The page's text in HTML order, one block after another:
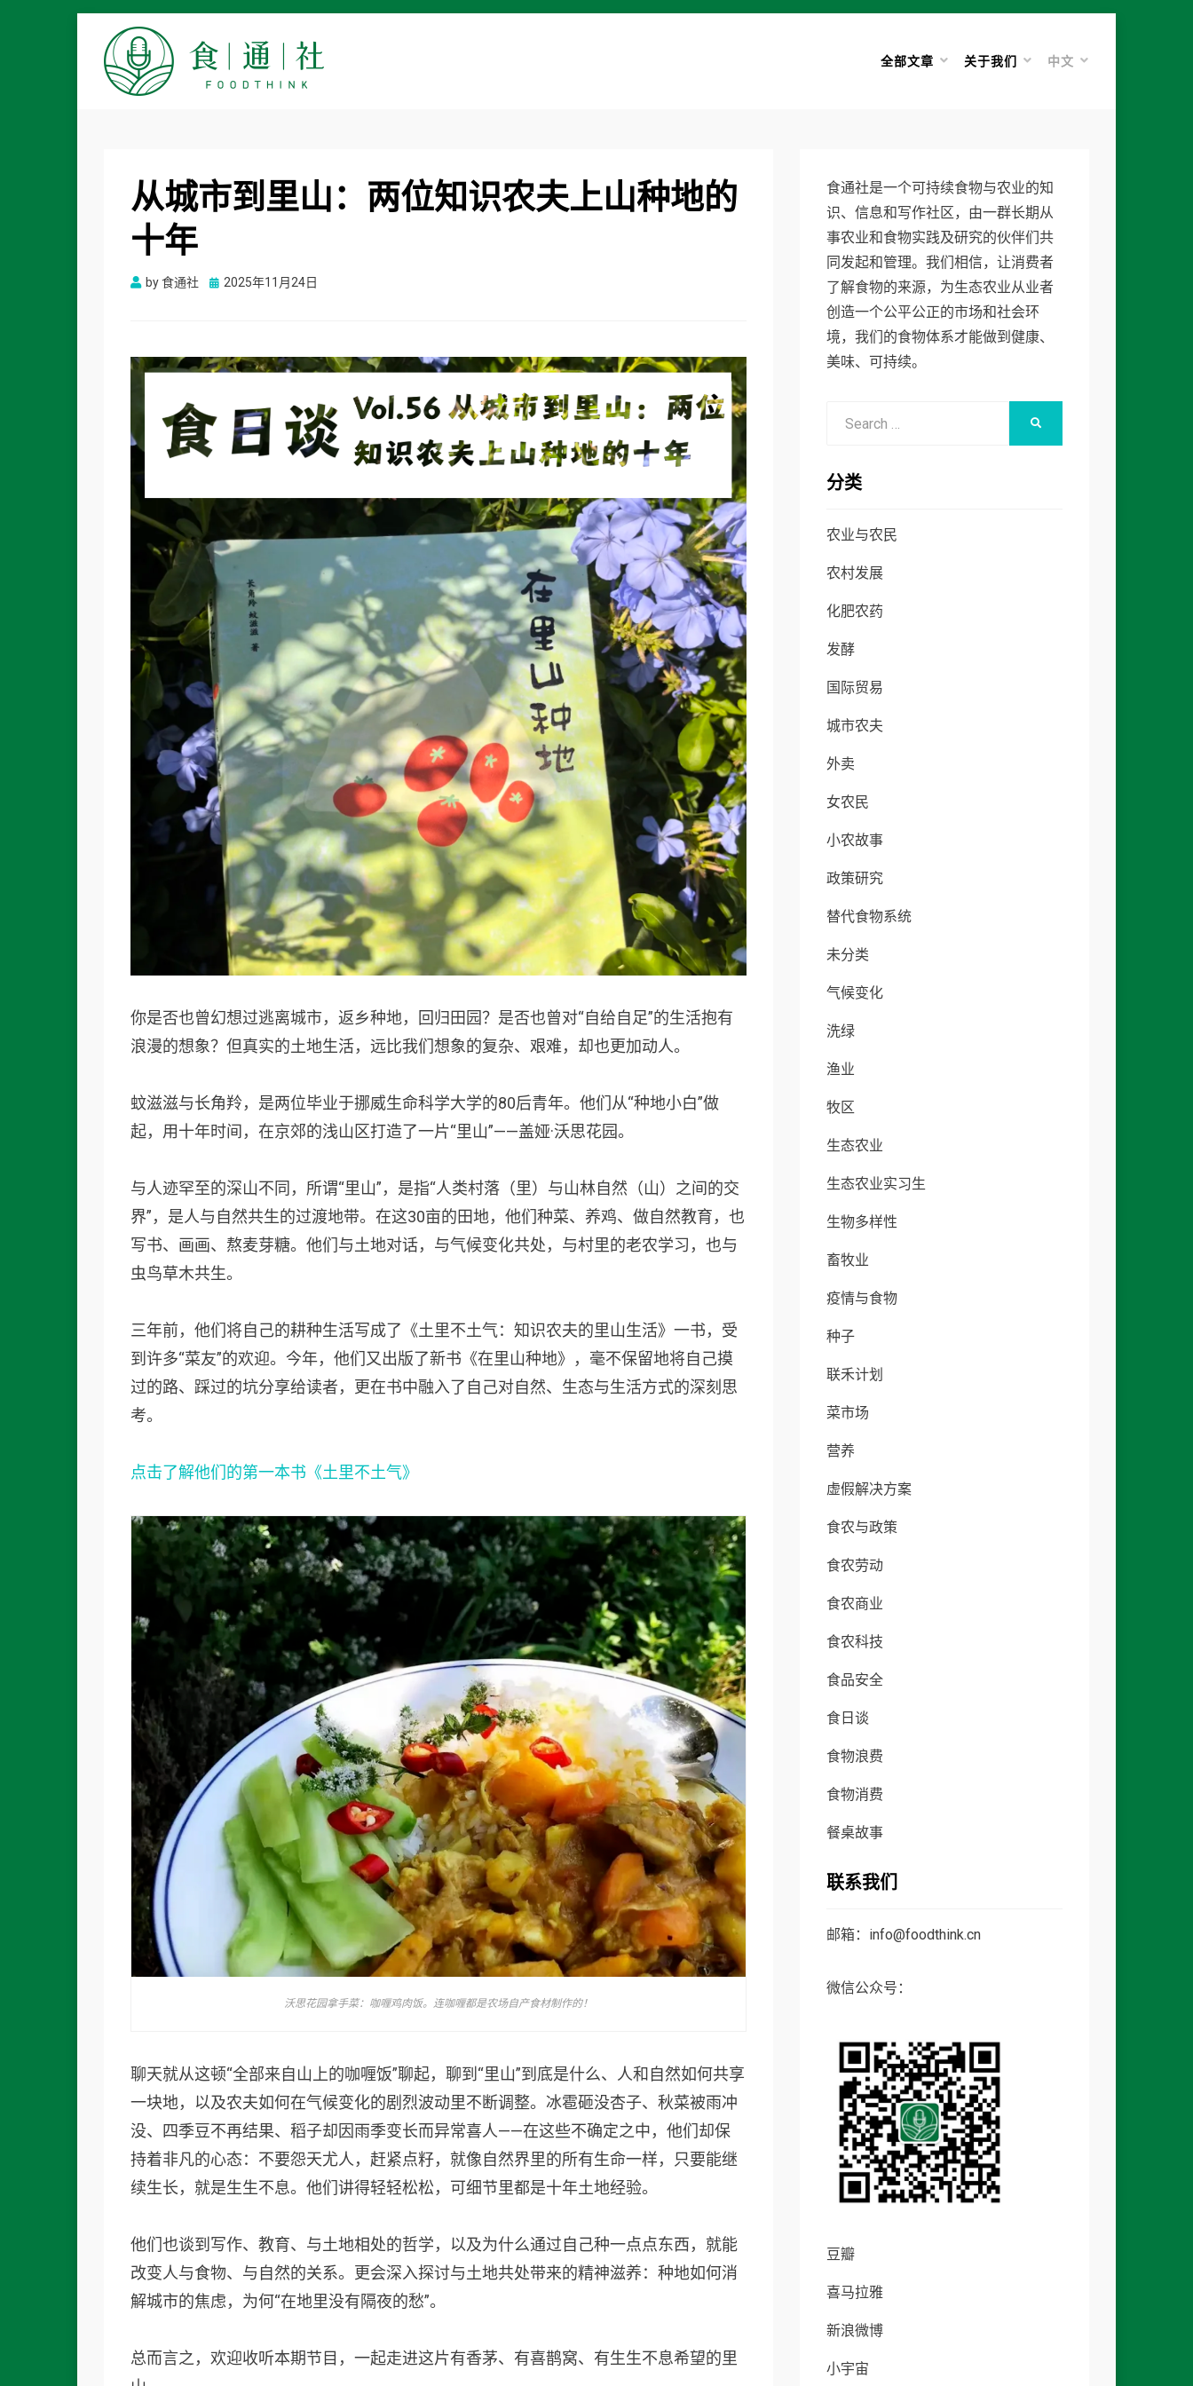
全部文章 关于我们 中文
从城市到里山：两位知识农夫上山种地的
十年
by食通社
Posted
2025年11月24日
你是否也曾幻想过逃离城市，返乡种地，回归田园？是否也曾对“自给自足”的生活抱有
浪漫的想象？但真实的土地生活，远比我们想象的复杂、艰难，却也更加动人。
蚊滋滋与长角羚，是两位毕业于挪威生命科学大学的80后青年。他们从“种地小白”做
起，用十年时间，在京郊的浅山区打造了一片“里山”——盖娅·沃思花园。
与人迹罕至的深山不同，所谓“里山”，是指“人类村落（里）与山林自然（山）之间的交
界”，是人与自然共生的过渡地带。在这30亩的田地，他们种菜、养鸡、做自然教育，也
写书、画画、熬麦芽糖。他们与土地对话，与气候变化共处，与村里的老农学习，也与
虫鸟草木共生。
三年前，他们将自己的耕种生活写成了《土里不土气：知识农夫的里山生活》一书，受
到许多“菜友”的欢迎。今年，他们又出版了新书 《在里山种地》 ，毫不保留地将自己摸
过的路、踩过的坑分享给读者，更在书中融入了自己对自然、生态与生活方式的深刻思
考。
点击了解他们的第一本书《土里不土气》
沃思花园拿手菜：咖喱鸡肉饭。连咖喱都是农场自产食材制作的！
聊天就从这顿“全部来自山上的咖喱饭”聊起，聊到“里山”到底是什么、人和自然如何共享
一块地，以及农夫如何在气候变化的剧烈波动里不断调整。冰雹砸没杏子、秋菜被雨冲
没、四季豆不再结果、稻子却因雨季变长而异常喜人——在这些不确定之中，他们却保
持着非凡的心态：不要怨天尤人，赶紧点籽，就像自然界里的所有生命一样，只要能继
续生长，就是生生不息。他们讲得轻轻松松，可细节里都是十年土地经验。
他们也谈到写作、教育、与土地相处的哲学，以及为什么通过自己种一点点东西，就能
改变人与食物、与自然的关系。更会深入探讨与土地共处带来的精神滋养：种地如何消
解城市的焦虑，为何“在地里没有隔夜的愁”。
总而言之，欢迎收听本期节目，一起走进这片有香茅、有喜鹊窝、有生生不息希望的里
食通社是一个可持续食物与农业的知
识、信息和写作社区，由一群长期从
事农业和食物实践及研究的伙伴们共
同发起和管理。我们相信，让消费者
了解食物的来源，为生态农业从业者
创造一个公平公正的市场和社会环
境，我们的食物体系才能做到健康、
美味、可持续。
分类
农业与农民
农村发展
化肥农药
发酵
国际贸易
城市农夫
外卖
女农民
小农故事
政策研究
替代食物系统
未分类
气候变化
洗绿
渔业
牧区
生态农业
生态农业实习生
生物多样性
畜牧业
疫情与食物
种子
联禾计划
菜市场
营养
虚假解决方案
食农与政策
食农劳动
食农商业
食农科技
食品安全
食日谈
食物浪费
食物消费
餐桌故事
联系我们
邮箱：info@foodthink.cn
微信公众号：
豆瓣
喜马拉雅
新浪微博
小宇宙